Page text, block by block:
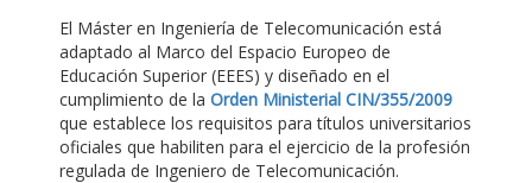
El Máster en Ingeniería de Telecomunicación está
adaptado al Marco del Espacio Europeo de
Educación Superior (EEES) y diseñado en el
cumplimiento de la Orden Ministerial CIN/355/2009
que establece los requisitos para títulos universitarios
oficiales que habiliten para el ejercicio de la profesión
regulada de Ingeniero de Telecomunicación.